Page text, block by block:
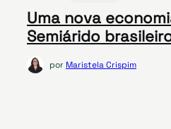
Uma nova
Semiárido
por Maristela Crispim